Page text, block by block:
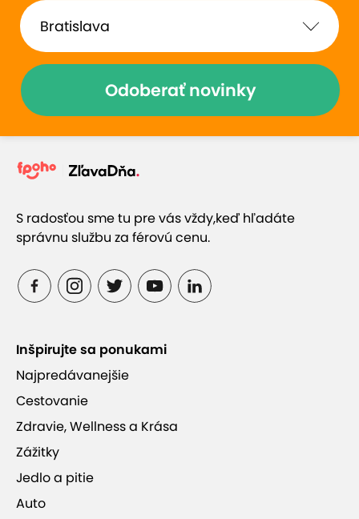
Odoberať novinky
S radosťou sme tu pre vás vždy,keď hľadáte
správnu službu za férovú cenu.
Inšpirujte sa ponukami
Najpredávanejšie
Cestovanie
Zdravie, Wellness a Krása
Zážitky
Jedlo a pitie
Auto